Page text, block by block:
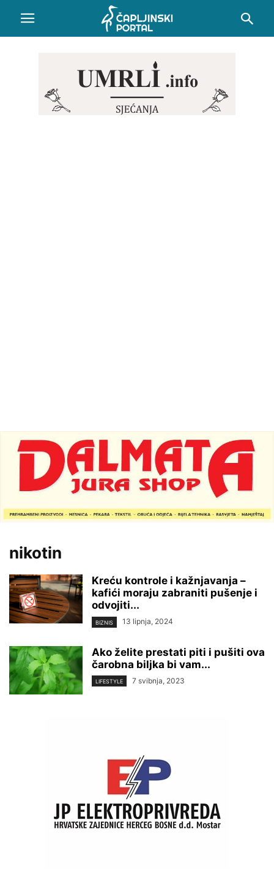
nikotin
Kreću kontrole i kažnjavanja –
kafići moraju zabraniti pušenje i
odvojiti...
BIZNIS 13 lipnja, 2024
Ako želite prestati piti i pušiti ova
čarobna biljka bi vam...
LIFESTYLE 7 svibnja, 2023